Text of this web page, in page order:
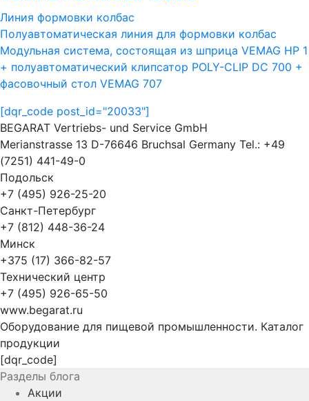
Линия формовки колбас
Полуавтоматическая линия для формовки колбас
Модульная система, состоящая из шприца VEMAG HP 1
+ полуавтоматический клипсатор POLY-CLIP DC 700 +
фасовочный стол VEMAG 707
[dqr_code post_id="20033"]
BEGARAT Vertriebs- und Service GmbH
Merianstrasse 13 D-76646 Bruchsal Germany Tel.: +49
(7251) 441-49-0
Подольск
+7 (495) 926-25-20
Санкт-Петербург
+7 (812) 448-36-24
Минск
+375 (17) 366-82-57
Технический центр
+7 (495) 926-65-50
www.begarat.ru
Оборудование для пищевой промышленности. Каталог
продукции
[dqr_code]
Разделы блога
Акции